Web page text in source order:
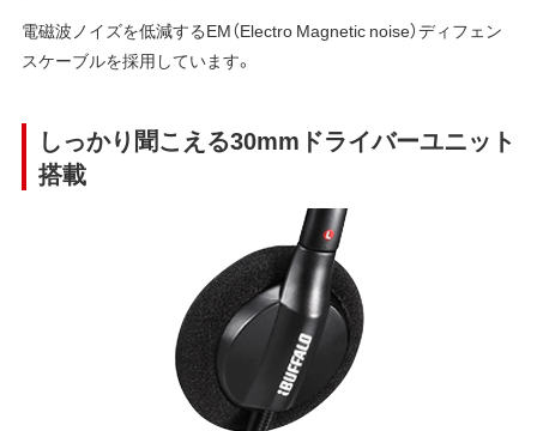
電磁波ノイズを低減するEM（Electro Magnetic noise）ディフェン
スケーブルを採用しています。
しっかり聞こえる30mmドライバーユニット
搭載